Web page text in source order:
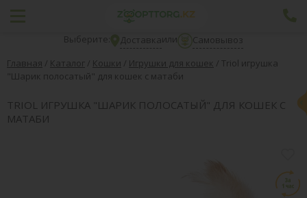
Выберите: Доставкаили
Самовывоз
Главная / Каталог / Кошки / Игрушки для кошек / Triol игрушка
"Шарик полосатый" для кошек с матаби
TRIOL ИГРУШКА "ШАРИК ПОЛОСАТЫЙ" ДЛЯ КОШЕК С
МАТАБИ